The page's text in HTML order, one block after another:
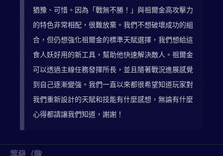
猶豫、可惜。因為「戰無不勝！」與祖爾金高攻擊力
的特色非常相配，很難放棄。我們不想破壞成功的組
合，但仍想強化祖爾金的標準天賦選擇，我們想給這
食人妖好用的新工具，幫助他快速解決敵人。祖爾金
可以透過主線任務發揮所長，並且隨著戰況進展感覺
到自己逐漸變強。我們一直以來都很希望知道玩家對
我們重新設計的天賦和技能有什麼感想，無論有什麼
心得都請讓我們知道，謝謝！
等級（階